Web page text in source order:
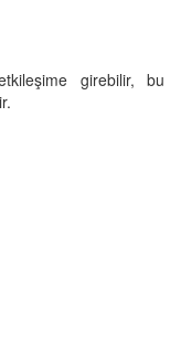
girebilir, bu